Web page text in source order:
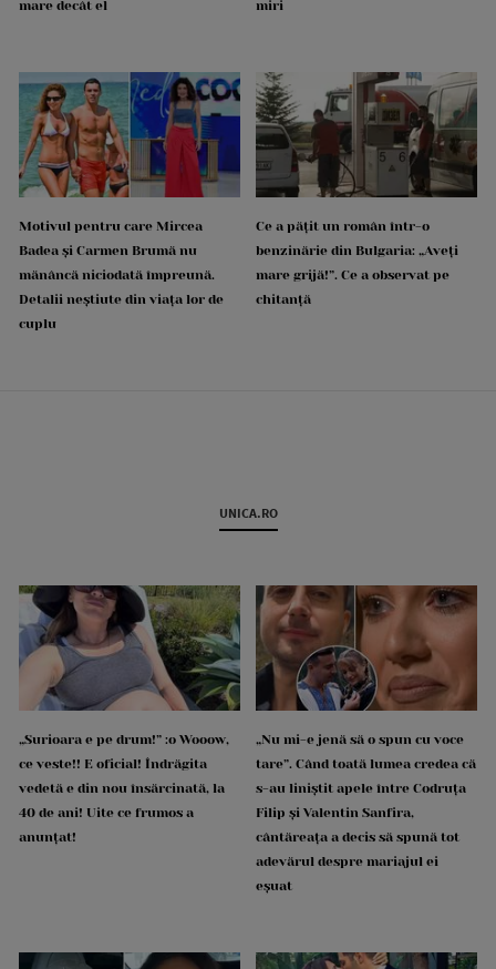
mare decât el
miri
Motivul pentru care Mircea
Badea și Carmen Brumă nu
mănâncă niciodată împreună.
Detalii neștiute din viața lor de
cuplu
Ce a pățit un român într-o
benzinărie din Bulgaria: „Aveți
mare grijă!”. Ce a observat pe
chitanță
UNICA.RO
„Surioara e pe drum!” :o Wooow,
ce veste!! E oficial! Îndrăgita
vedetă e din nou însărcinată, la
40 de ani! Uite ce frumos a
anunțat!
„Nu mi-e jenă să o spun cu voce
tare”. Când toată lumea credea că
s-au liniștit apele între Codruța
Filip și Valentin Sanfira,
cântăreața a decis să spună tot
adevărul despre mariajul ei
eșuat